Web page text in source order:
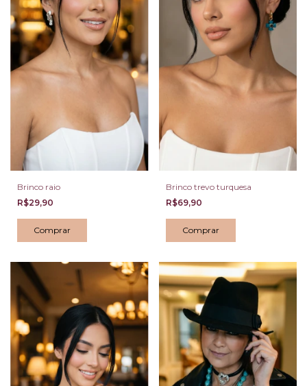
Brinco raio
R$29,90
Brinco trevo turquesa
R$69,90